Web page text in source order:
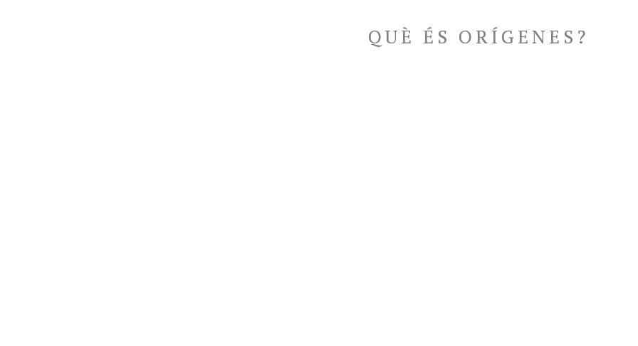
QUÈ ÉS ORÍGENES?